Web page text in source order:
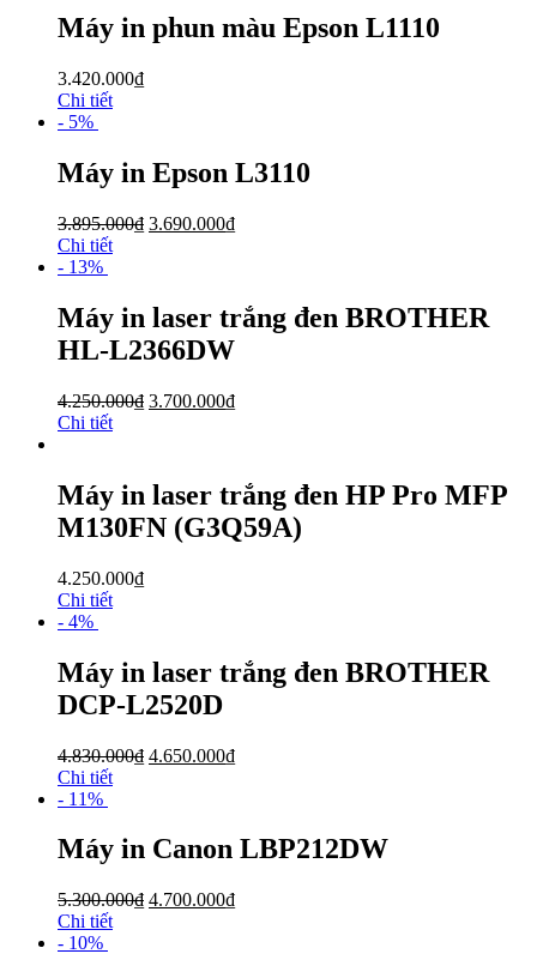
Máy in phun màu Epson L1110
3.420.000₫
Chi tiết
- 5%
Máy in Epson L3110
3.895.000₫ 3.690.000₫
Chi tiết
- 13%
Máy in laser trắng đen BROTHER
HL-L2366DW
4.250.000₫ 3.700.000₫
Chi tiết
Máy in laser trắng đen HP Pro MFP
M130FN (G3Q59A)
4.250.000₫
Chi tiết
- 4%
Máy in laser trắng đen BROTHER
DCP-L2520D
4.830.000₫ 4.650.000₫
Chi tiết
- 11%
Máy in Canon LBP212DW
5.300.000₫ 4.700.000₫
Chi tiết
- 10%